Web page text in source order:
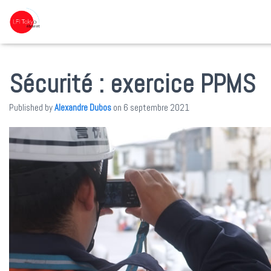
Sécurité : exercice PPMS
Published byAlexandre Dubos on 6 septembre 2021